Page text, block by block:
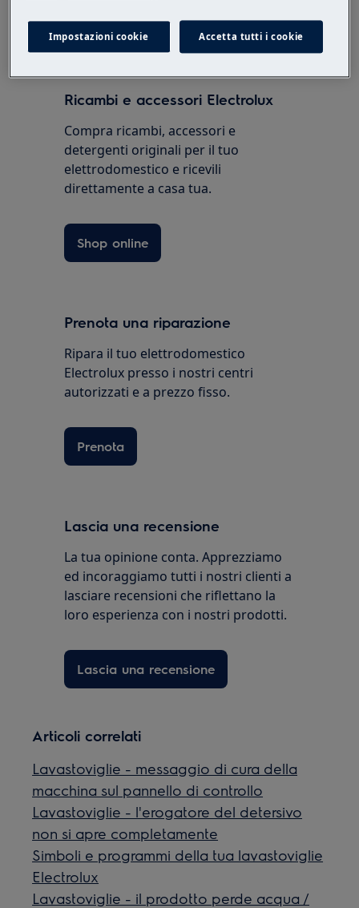
Questo articolo è stato utile?
Ricambi e accessori Electrolux
Compra ricambi, accessori e
detergenti originali per il tuo
elettrodomestico e ricevili
direttamente a casa tua.
Shop online
Prenota una riparazione
Ripara il tuo elettrodomestico
Electrolux presso i nostri centri
autorizzati e a prezzo fisso.
Prenota
Lascia una recensione
La tua opinione conta. Apprezziamo
ed incoraggiamo tutti i nostri clienti a
lasciare recensioni che riflettano la
loro esperienza con i nostri prodotti.
Lascia una recensione
Articoli correlati
Lavastoviglie - messaggio di cura della
macchina sul pannello di controllo
Lavastoviglie - l'erogatore del detersivo
non si apre completamente
Simboli e programmi della tua lavastoviglie
Electrolux
Lavastoviglie - il prodotto perde acqua /
Impostazioni cookie Accetta tutti i cookie